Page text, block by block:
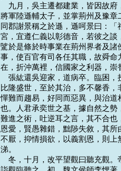
九月，吳主遷都建業，皆因故
將軍陸遜輔太子，並掌荊州及豫章
同郡謝景稱之於遜，遜呵景曰：
宮，宜遵仁義以彰德音，若彼之談
騭於是條於時事業在荊州界者及
事，使百官有司各任其職，故舜
在，折沖萬裡，信國家之利器，崇
張紘還吳迎家，道病卒。臨困
比隆盛世，至於其治，多不馨香
憚難而趨易，好同而惡異，與治
也。人君承奕世之基，據自然之
難進之術，吐逆耳之言，其不合
恩愛，賢愚雜錯，黜陟失敘，其
不厭，抑情損欲，以義割恩，則
涕。
冬，十月，改平望觀曰聽充觀